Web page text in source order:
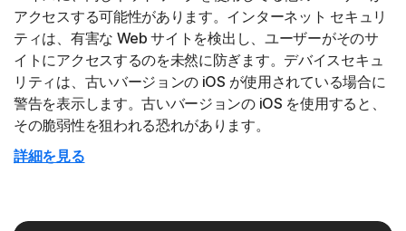
アクセスする可能性があります。インターネット セキュリ
ティは、有害な Web サイトを検出し、ユーザーがそのサ
イトにアクセスするのを未然に防ぎます。デバイスセキュ
リティは、古いバージョンの iOS が使用されている場合に
警告を表示します。古いバージョンの iOS を使用すると、
その脆弱性を狙われる恐れがあります。
詳細を見る